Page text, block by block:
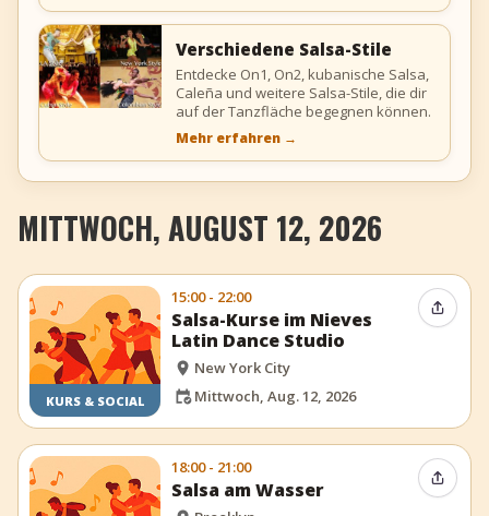
Verschiedene Salsa-Stile
Entdecke On1, On2, kubanische Salsa,
Caleña und weitere Salsa-Stile, die dir
auf der Tanzfläche begegnen können.
Mehr erfahren →
MITTWOCH, AUGUST 12, 2026
KURS & SOCIAL
15:00 - 22:00
Salsa-Kurse im Nieves
Latin Dance Studio
New York City
Mittwoch, Aug. 12, 2026
Event
18:00 - 21:00
Salsa am Wasser Event